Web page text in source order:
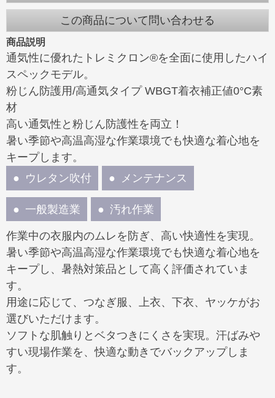
この商品について問い合わせる
商品説明
通気性に優れたトレミクロン®を全面に使用したハイ
スペックモデル。
粉じん防護用/高通気タイプ WBGT着衣補正値0°C素
材
高い通気性と粉じん防護性を両立！
暑い季節や高温高湿な作業環境でも快適な着心地を
キープします。
ウレタン吹付
メンテナンス
一般製造業 汚れ作業
作業中の衣服内のムレを防ぎ、高い快適性を実現。
暑い季節や高温高湿な作業環境でも快適な着心地を
キープし、暑熱対策品として高く評価されていま
す。
用途に応じて、つなぎ服、上衣、下衣、ヤッケがお
選びいただけます。
ソフトな肌触りとベタつきにくさを実現。汗ばみや
すい現場作業を、快適な動きでバックアップしま
す。